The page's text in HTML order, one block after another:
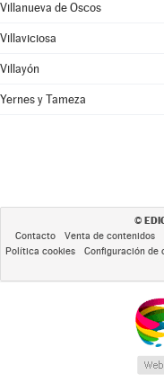
Villanueva de Oscos
Villaviciosa
Villayón
Yernes y Tameza
©
Contacto Venta de contenidos
Política cookies
Configuración de